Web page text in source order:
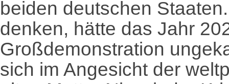
beiden deutschen
denken, hätte das Jahr
Großdemonstration
sich im Angesicht der